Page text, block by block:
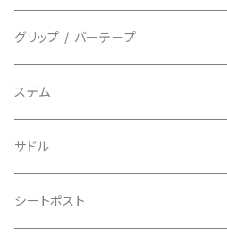
BIO RACER/ビオレーサー
BIKEYOKE/バイクヨーク
BLACKBURN/ブラックバーン
BLB/ビーエルビー
キャップ
その他
ビンディングペダル用
アクセサリー
シフターマウント
ステムスペーサー
ケーブル類
チェーンガイド／キャッチャー
ドロップハンドル
フラット/ライザーバー
グリップ / バーテープ
グリップ
バーテープ
グリップカラー / バーエンドキャップ
ステム
サドル
シートポスト